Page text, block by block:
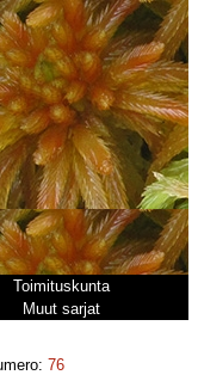
Toimituskunta
Muut sarjat
76